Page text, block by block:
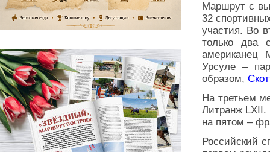
Маршрут с
32
участия. Во
только два
американец
Урсуле –
образом,
На третьем
Литранж LXII.
на пятом –
Российский